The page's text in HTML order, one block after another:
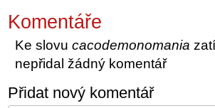
Komentáře
Ke slovucacodemonomania
nepřidal žádný komentář
Přidat nový komentář